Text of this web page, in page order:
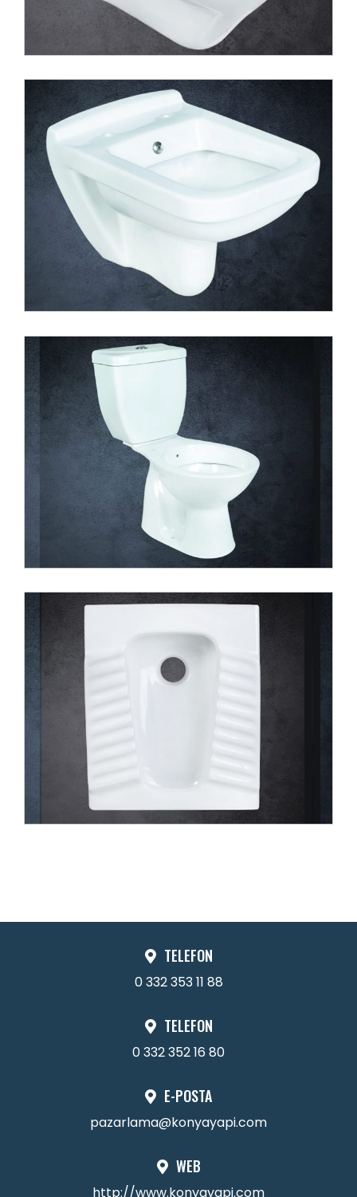
TELEFON
0 332 353 11 88
TELEFON
0 332 352 16 80
E-POSTA
pazarlama@konyayapi.com
WEB
http://www.konyayapi.com